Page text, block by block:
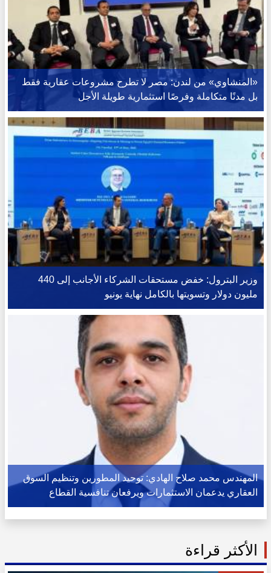
«المنشاوي» من لندن: مصر لا تطرح مشروعات عقارية فقط
بل مدنًا متكاملة وفرصًا استثمارية طويلة الأجل
وزير البترول: خفض مستحقات الشركاء الأجانب إلى 440
مليون دولار وتسويتها بالكامل نهاية يونيو
المهندس محمد صلاح الهادي: توحيد المطورين وتنظيم السوق
العقاري يدعمان الاستثمارات ويرفعان تنافسية القطاع
الأكثر قراءة